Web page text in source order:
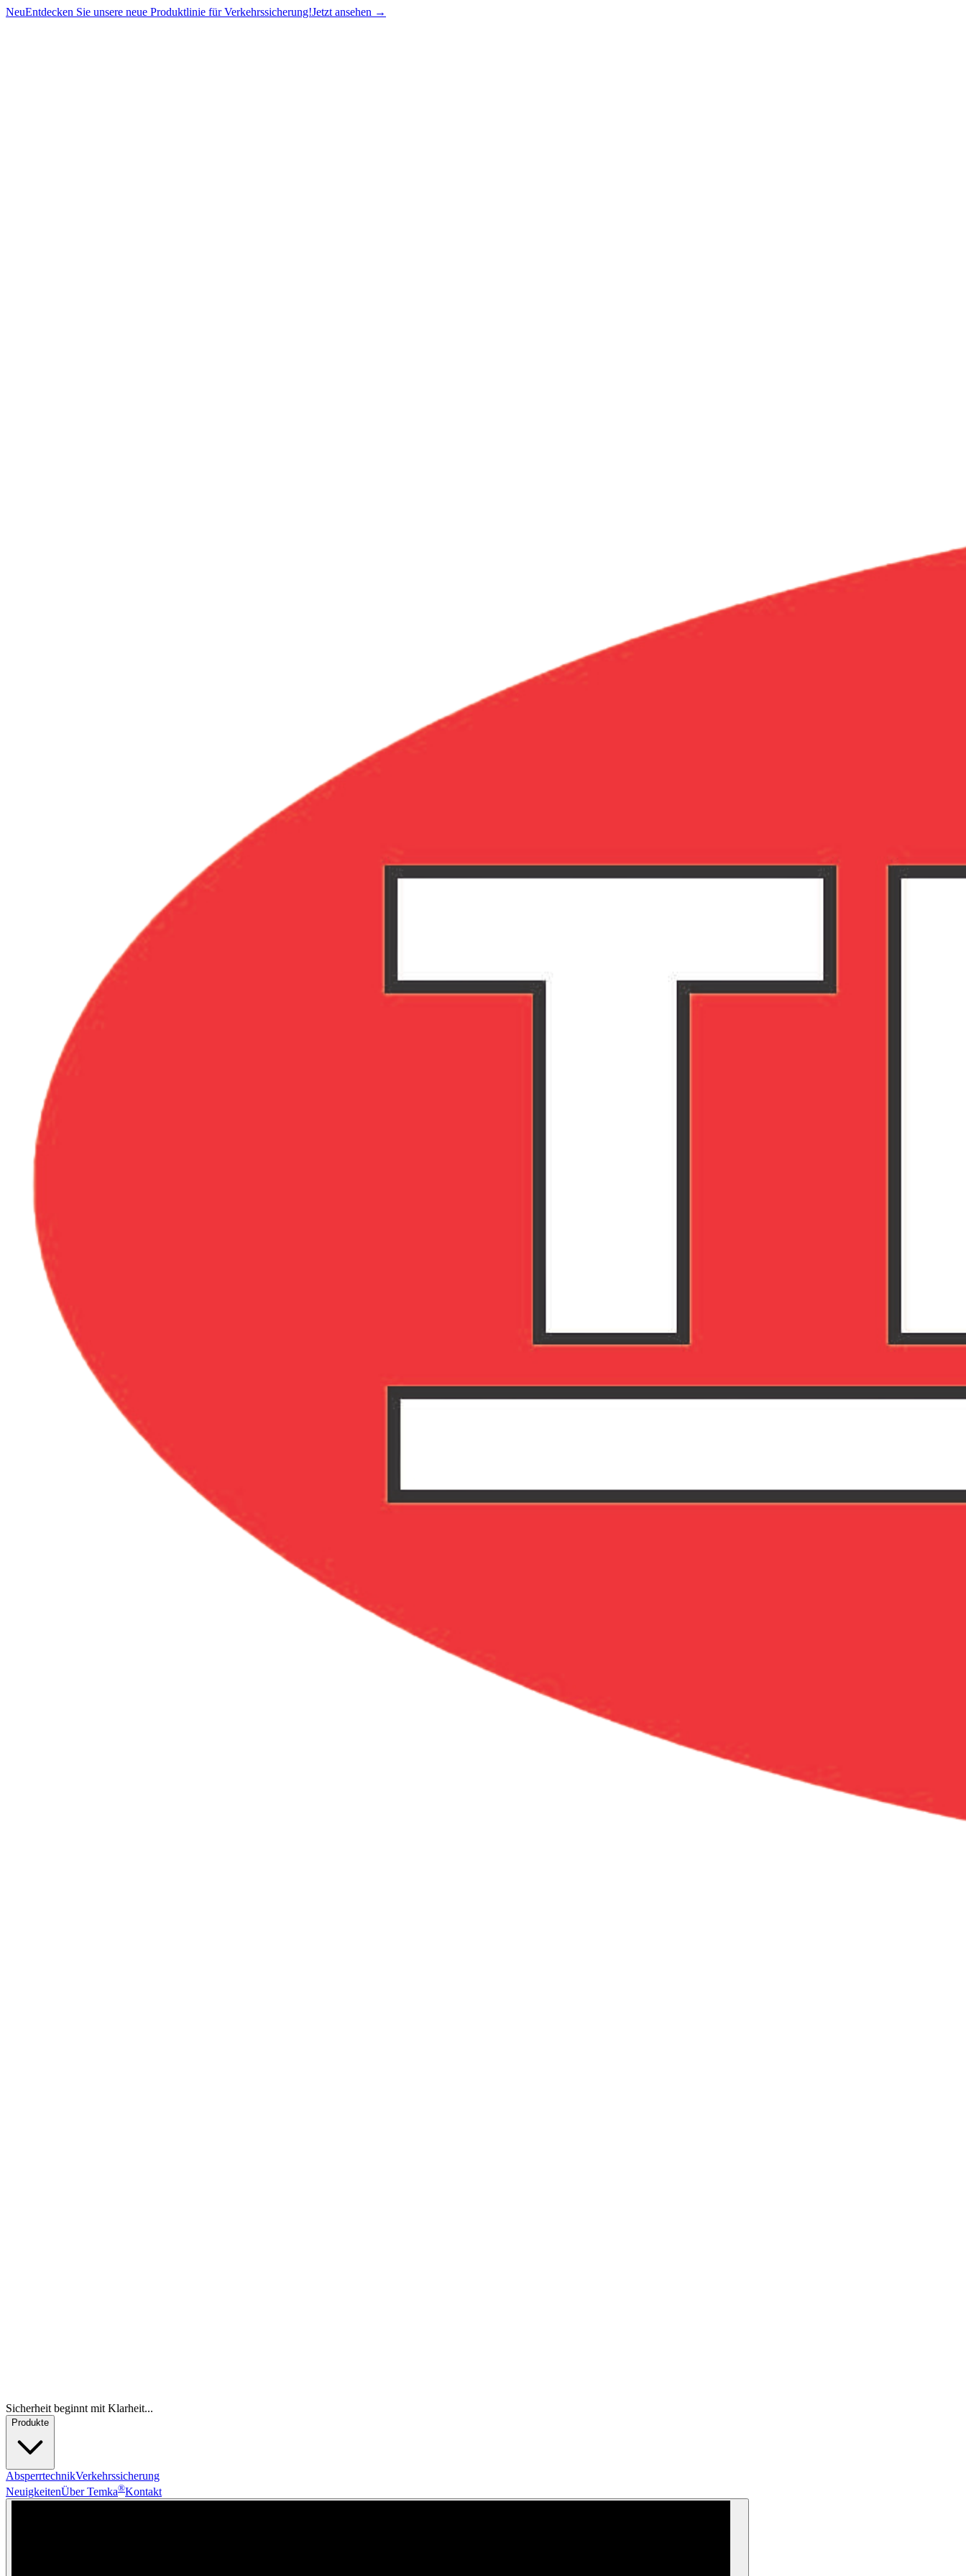
NeuEntdecken Sie unsere neue Produktlinie für Verkehrssicherung!Jetzt ansehen →
Sicherheit beginnt mit Klarheit...
Produkte
AbsperrtechnikVerkehrssicherung
NeuigkeitenÜber Temka®Kontakt